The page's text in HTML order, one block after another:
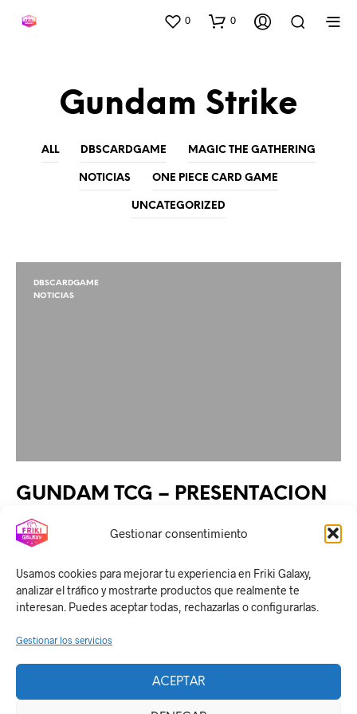
Gestionar consentimiento
Usamos cookies para mejorar tu experiencia en Friki Galaxy,
analizar el tráfico y mostrarte productos que realmente te
interesan. Puedes aceptar todas, rechazarlas o configurarlas.
Gestionar los servicios
ACEPTAR
0 0
Gundam Strike
ALL DBSCARDGAME MAGIC THE GATHERING
NOTICIAS ONE PIECE CARD GAME
UNCATEGORIZED
DBSCARDGAME
NOTICIAS
GUNDAM TCG – PRESENTACION
CONTINUE READING